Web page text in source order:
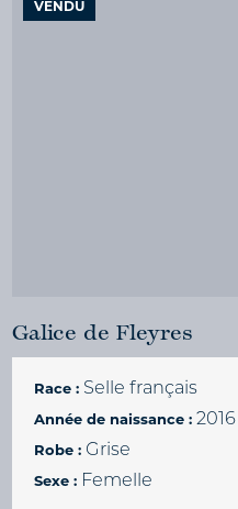
VENDU
Galice de Fleyres
Race : Selle français
Année de naissance :2016
Robe : Grise
Sexe : Femelle